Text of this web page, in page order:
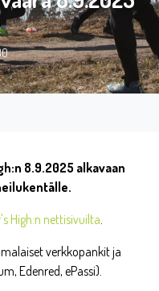
8.9.2025 alkavaan
High:n nettisivuilta.
verkkopankit ja
Edenred, ePassi).